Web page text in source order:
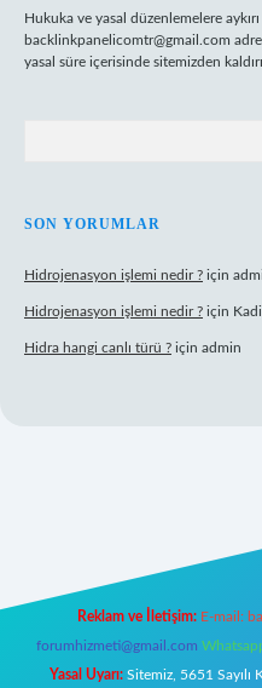
Hukuka ve yasal düzenlemelere
backlinkpanelicomtr@gmail.com
yasal süre içerisinde sitemizden
SON YORUMLAR
Hidrojenasyon işlemi nedir ? için
Hidrojenasyon işlemi nedir ? için
Hidra hangi canlı türü ? için admin
Reklam ve İletişim: E-mail:
forumhizmeti@gmail.com
Yasal Uyarı: Sitemiz, 5651 Sayılı